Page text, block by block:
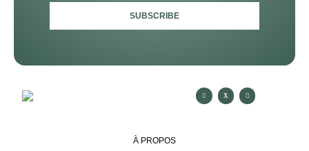
SUBSCRIBE
À PROPOS